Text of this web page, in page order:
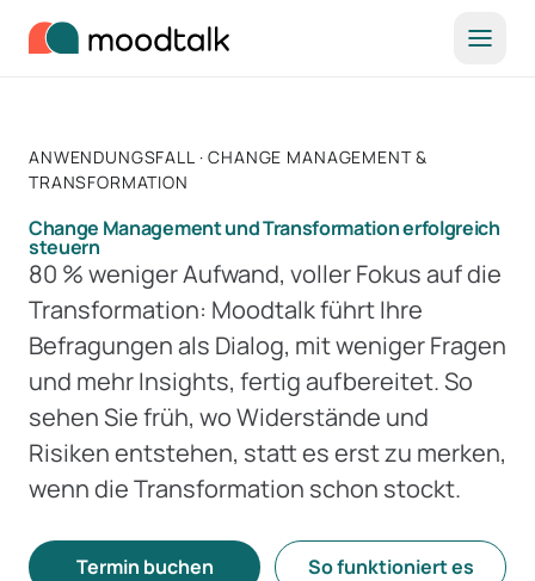
ANWENDUNGSFALL · CHANGE MANAGEMENT &
TRANSFORMATION
Change Management und Transformation erfolgreich
steuern
80 % weniger Aufwand, voller Fokus auf die
Transformation: Moodtalk führt Ihre
Befragungen als Dialog, mit weniger Fragen
und mehr Insights, fertig aufbereitet. So
sehen Sie früh, wo Widerstände und
Risiken entstehen, statt es erst zu merken,
wenn die Transformation schon stockt.
Termin buchen So funktioniert es